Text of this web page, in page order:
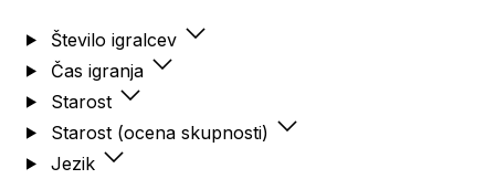
Število igralcev
Čas igranja
Starost
Starost (ocena skupnosti)
Jezik